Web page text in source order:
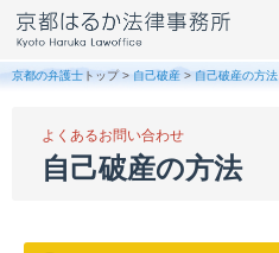
京都の弁護士 トップ > 自己破産 > 自己破産の方法
よくあるお問い合わせ
自己破産の方法